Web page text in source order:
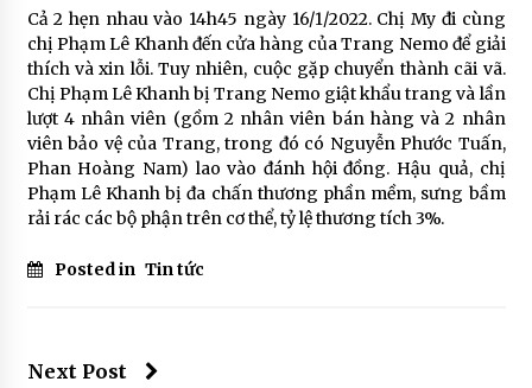
Cả 2 hẹn nhau vào 14h45 ngày 16/1/2022. Chị My đi cùng
chị Phạm Lê Khanh đến cửa hàng của Trang Nemo để giải
thích và xin lỗi. Tuy nhiên, cuộc gặp chuyển thành cãi vã.
Chị Phạm Lê Khanh bị Trang Nemo giật khẩu trang và lần
lượt 4 nhân viên (gồm 2 nhân viên bán hàng và 2 nhân
viên bảo vệ của Trang, trong đó có Nguyễn Phước Tuấn,
Phan Hoàng Nam) lao vào đánh hội đồng. Hậu quả, chị
Phạm Lê Khanh bị đa chấn thương phần mềm, sưng bầm
rải rác các bộ phận trên cơ thể, tỷ lệ thương tích 3%.
Posted in Tin tức
Next Post